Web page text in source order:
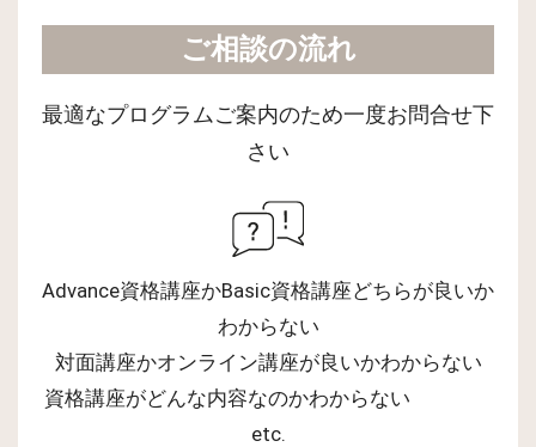
ご相談の流れ
最適なプログラムご案内のため一度お問合せ下
さい
Advance資格講座かBasic資格講座どちらが良いか
わからない
対面講座かオンライン講座が良いかわからない
資格講座がどんな内容なのかわからない
etc.